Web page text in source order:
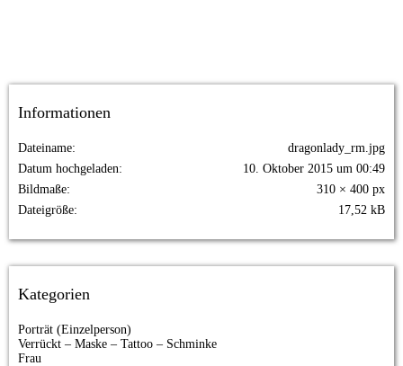
Informationen
Dateiname
dragonlady_rm.jpg
Datum hochgeladen
10. Oktober 2015 um 00:49
Bildmaße
310 × 400 px
Dateigröße
17,52 kB
Kategorien
Porträt (Einzelperson)
Verrückt – Maske – Tattoo – Schminke
Frau